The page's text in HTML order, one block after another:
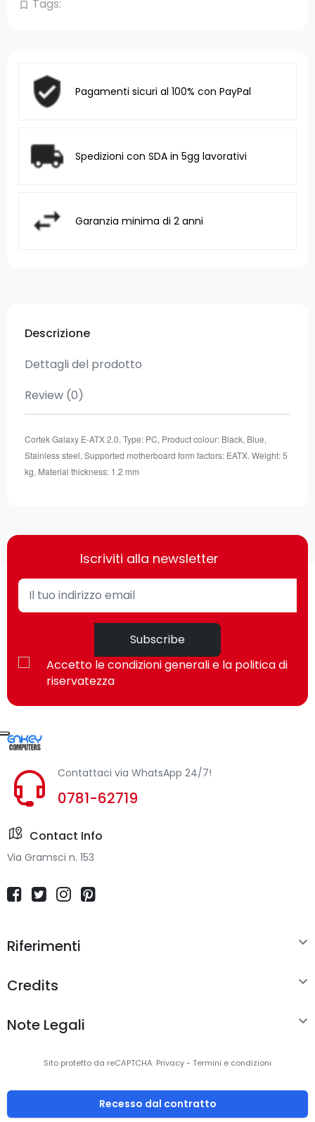
bookmark_border Tags:
Pagamenti sicuri al 100% con PayPal
Spedizioni con SDA in 5gg lavorativi
Garanzia minima di 2 anni
Descrizione
Dettagli del prodotto
Review (0)
Cortek Galaxy E-ATX 2.0. Type: PC, Product colour: Black, Blue,
Stainless steel, Supported motherboard form factors: EATX. Weight: 5
kg, Material thickness: 1.2 mm
Iscriviti alla newsletter
Subscribe
Accetto le condizioni generali e la politica di
riservatezza
Contattaci via WhatsApp 24/7!
0781-62719
Contact Info
Via Gramsci n. 153
Riferimenti 
Credits 
Note Legali 
Sito protetto da reCAPTCHA. Privacy- Termini e condizioni
Recesso dal contratto